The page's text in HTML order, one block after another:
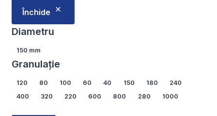
multe
variații.
Opțiunile
alese
în
Închide
Diametru
Diametru
150 mm
Granulație
Granulație
120 80 100 60 40 150 180
240
400
320 220 600 800 280 1000